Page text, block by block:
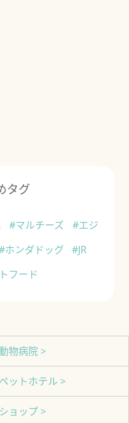
タグ
#マルチーズ
#エジ
ホンダドッグ
#JR
フード
物病院 >
ペットホテル >
ショップ >